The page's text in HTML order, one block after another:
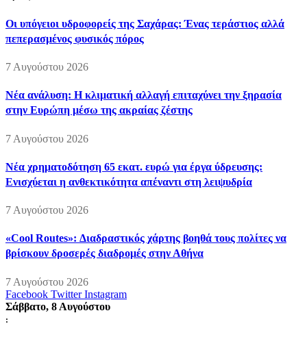
Οι υπόγειοι υδροφορείς της Σαχάρας: Ένας τεράστιος αλλά
πεπερασμένος φυσικός πόρος
7 Αυγούστου 2026
Νέα ανάλυση: Η κλιματική αλλαγή επιταχύνει την ξηρασία
στην Ευρώπη μέσω της ακραίας ζέστης
7 Αυγούστου 2026
Νέα χρηματοδότηση 65 εκατ. ευρώ για έργα ύδρευσης:
Ενισχύεται η ανθεκτικότητα απέναντι στη λειψυδρία
7 Αυγούστου 2026
«Cool Routes»: Διαδραστικός χάρτης βοηθά τους πολίτες να
βρίσκουν δροσερές διαδρομές στην Αθήνα
7 Αυγούστου 2026
Facebook Twitter Instagram
Σάββατο, 8 Αυγούστου
: